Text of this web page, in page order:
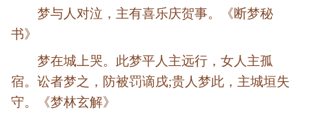
梦与人对泣，主有喜乐庆贺事。《断梦秘
书》
梦在城上哭。此梦平人主远行，女人主孤
宿。讼者梦之，防被罚谪戌;贵人梦此，主城垣失
守。《梦林玄解》